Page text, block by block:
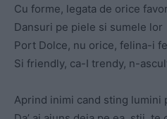
Cu forme, legata de orice favor
Dansuri pe piele si sumele lor
Port Dolce, nu orice, felina-i
Si friendly, ca-I trendy, n-
Aprind inimi cand sting lumini